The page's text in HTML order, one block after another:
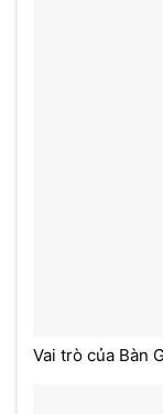
Vai trò của Bàn